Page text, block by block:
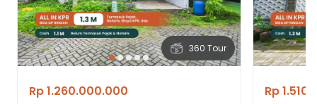
360 Tour
Rp 1.260.000.000
Rp